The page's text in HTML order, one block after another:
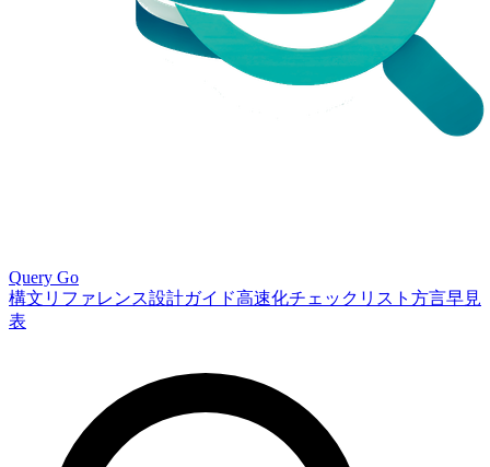
Query Go
構文リファレンス設計ガイド高速化チェックリスト 方言早見
表